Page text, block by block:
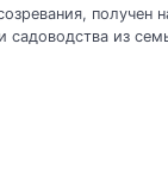
получен
садоводства из